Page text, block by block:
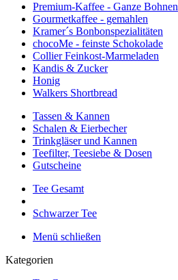
Premium-Kaffee - Ganze Bohnen
Gourmetkaffee - gemahlen
Kramer´s Bonbonspezialitäten
chocoMe - feinste Schokolade
Collier Feinkost-Marmeladen
Kandis & Zucker
Honig
Walkers Shortbread
Tassen & Kannen
Schalen & Eierbecher
Trinkgläser und Kannen
Teefilter, Teesiebe & Dosen
Gutscheine
Tee Gesamt
Schwarzer Tee
Menü schließen
Kategorien